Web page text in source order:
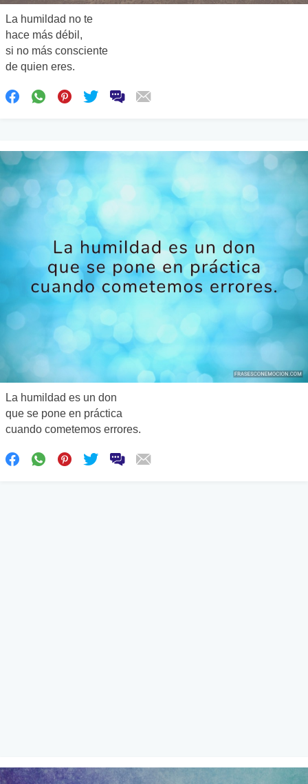
La humildad no te
hace más débil,
si no más consciente
de quien eres.
La humildad es un don
que se pone en práctica
cuando cometemos errores.